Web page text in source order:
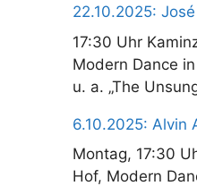
22.10.2025:
17:30 Uhr
Modern Dance
u. a. „The
6.10.2025: Alvin
Montag, 17:30
Hof, Modern